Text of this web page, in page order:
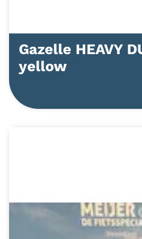
Gazelle HEAVY
yellow